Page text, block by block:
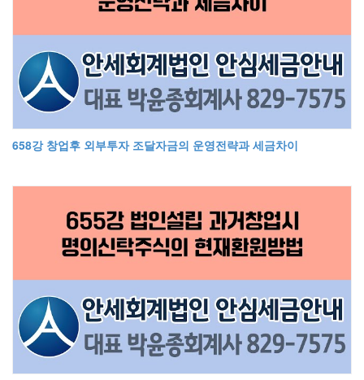
658강 창업후 외부투자 조달자금의 운영전략과 세금차이